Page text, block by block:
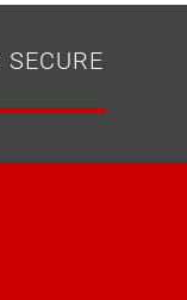
SECURE